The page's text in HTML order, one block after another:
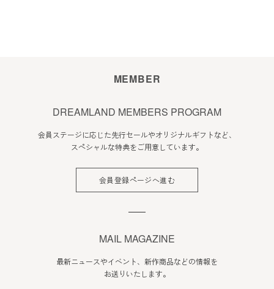
通知したものとみなします。
当サイトにおいてのご購入には会員登録が必要になります。
びパスワードが必要になります。
会員のみなさまから提供された個人情報
当サイトを利用するにあたって、会員の住所、電話番号、購
MEMBER
DREAMLAND MEMBERS PROGRAM
会員ステージに応じた先行セールやオリジナルギフトなど、
スペシャルな特典をご用意しています。
会員登録ページへ進む
MAIL MAGAZINE
最新ニュースやイベント、新作商品などの情報を
お送りいたします。